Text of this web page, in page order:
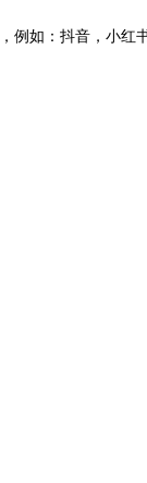
如：抖音，小红书